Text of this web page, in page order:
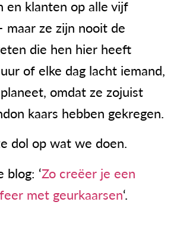
en klanten op alle vijf
ze zijn nooit de
die hen hier heeft
of elke dag lacht iemand,
omdat ze zojuist
kaars hebben gekregen.
dol op wat we doen.
blog: ‘Zo creëer je een
met geurkaarsen‘.